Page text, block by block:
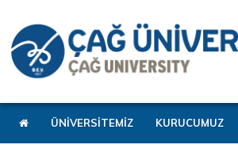
ÜNİVERSİTEMİZ KURUCUMUZ